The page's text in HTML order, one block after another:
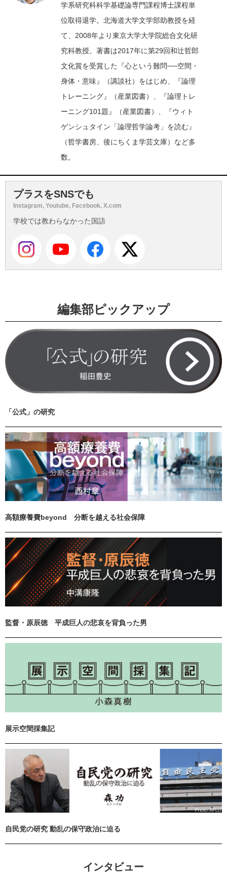
学系研究科科学基礎論専門課程博士課程単
位取得退学。北海道大学文学部助教授を経
て、2008年より東京大学大学院総合文化研
究科教授。著書は2017年に第29回和辻哲郎
文化賞を受賞した『心という難問──空間・
身体・意味』（講談社）をはじめ、『論理
トレーニング』（産業図書）、『論理トレ
ーニング101題』（産業図書）、『ウィト
ゲンシュタイン「論理哲学論考」を読む』
（哲学書房、後にちくま学芸文庫）など多
数。
プラスをSNSでも
Instagram, Youtube, Facebook, X.com
学校では教わらなかった国語
編集部ピックアップ
「公式」の研究
高額療養費beyond 分断を越える社会保障
監督・原辰徳 平成巨人の悲哀を背負った男
展示空間採集記
自民党の研究 動乱の保守政治に迫る
インタビュー